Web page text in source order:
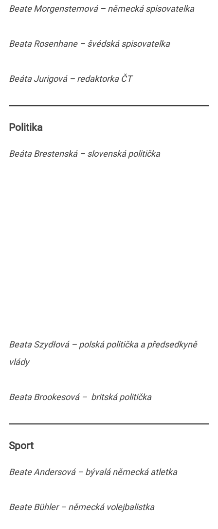
Beate Morgensternová – německá spisovatelka
Beata Rosenhane – švédská spisovatelka
Beáta Jurigová – redaktorka ČT
Politika
Beáta Brestenská – slovenská politička
Beata Szydłová – polská politička a předsedkyně
vlády
Beata Brookesová – britská politička
Sport
Beate Andersová – bývalá německá atletka
Beate Bühler – německá volejbalistka